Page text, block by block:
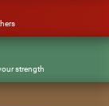
strength